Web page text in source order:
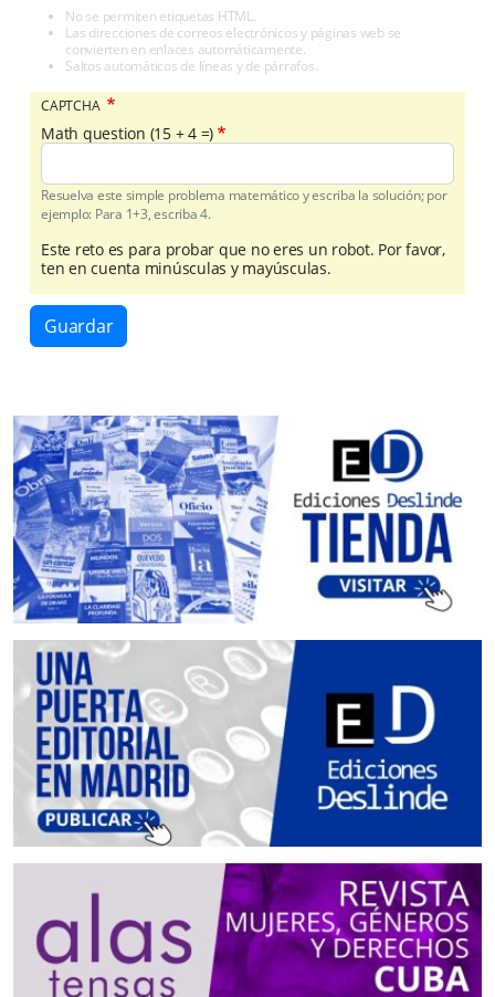
No se permiten etiquetas HTML.
Las direcciones de correos electrónicos y páginas web se
convierten en enlaces automáticamente.
Saltos automáticos de líneas y de párrafos.
CAPTCHA
Math question (15 + 4 =)
Resuelva este simple problema matemático y escriba la solución; por
ejemplo: Para 1+3, escriba 4.
Este reto es para probar que no eres un robot. Por favor,
ten en cuenta minúsculas y mayúsculas.
Guardar